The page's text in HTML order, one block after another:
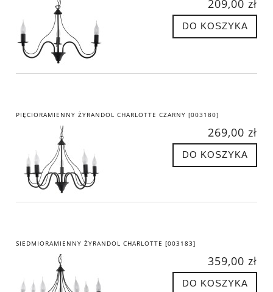
209,00 zł
DO KOSZYKA
PIĘCIORAMIENNY ŻYRANDOL CHARLOTTE CZARNY [003180]
269,00 zł
DO KOSZYKA
SIEDMIORAMIENNY ŻYRANDOL CHARLOTTE [003183]
359,00 zł
DO KOSZYKA